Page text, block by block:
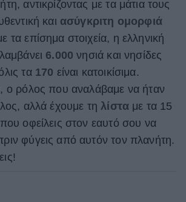
αντικρίζοντας με τα μάτια τους
και ασύγκριτη ομορφιά
επίσημα στοιχεία, η ελληνική
6.000νησιά και νησίδες
τα 170 είναι κατοικίσιμα.
ο ρόλος που αναλάβαμε να ήταν
αλλά έχουμε τηλίστα με τα 15
οφείλεις στον εαυτό σου να
φύγεις από αυτόν τον πλανήτη.